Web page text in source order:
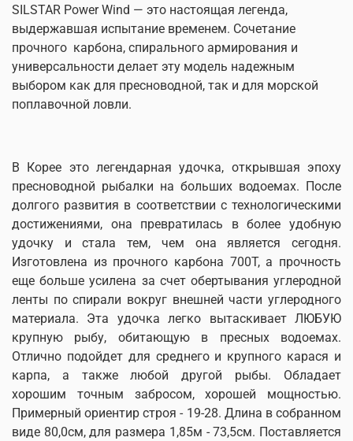
SILSTAR Power Wind — это настоящая легенда,
выдержавшая испытание временем. Сочетание
прочного карбона, спирального армирования и
универсальности делает эту модель надежным
выбором как для пресноводной, так и для морской
поплавочной ловли.
В Корее это легендарная удочка, открывшая эпоху
пресноводной рыбалки на больших водоемах. После
долгого развития в соответствии с технологическими
достижениями, она превратилась в более удобную
удочку и стала тем, чем она является сегодня.
Изготовлена из прочного карбона 700T, а прочность
еще больше усилена за счет обертывания углеродной
ленты по спирали вокруг внешней части углеродного
материала. Эта удочка легко вытаскивает ЛЮБУЮ
крупную рыбу, обитающую в пресных водоемах.
Отлично подойдет для среднего и крупного карася и
карпа, а также любой другой рыбы. Обладает
хорошим точным забросом, хорошей мощностью.
Примерный ориентир строя - 19-28. Длина в собранном
виде 80,0см, для размера 1,85м - 73,5см. Поставляется